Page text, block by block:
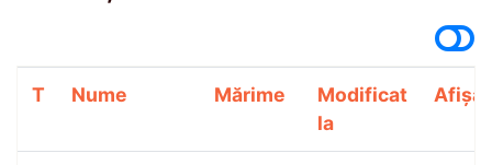
T Nume Mărime
Modificat
la